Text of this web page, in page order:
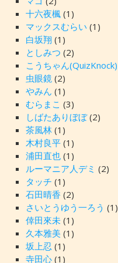
十六夜楓 (1)
マックスむらい (1)
白坂翔 (1)
としみつ (2)
こうちゃん(QuizKnock)
虫眼鏡 (2)
やみん (1)
むらまこ (3)
しばたありぼぼ(2)
茶風林 (1)
木村良平 (1)
浦田直也 (1)
ルーマニア人デミ (2)
タッチ (1)
石田晴香 (2)
さいとうゆう一ろう (1)
倖田來未 (1)
久本雅美 (1)
坂上忍 (1)
寺田心 (1)